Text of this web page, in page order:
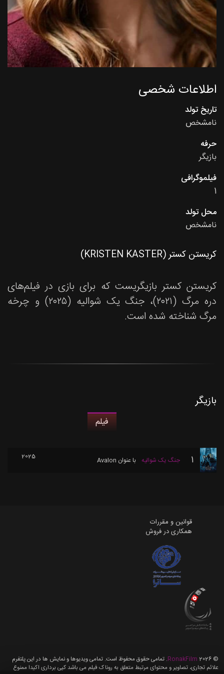
اطلاعات شخصی
تاریخ تولد
نامشخص
حرفه
بازیگر
فیلموگرافی
1
محل تولد
نامشخص
کریستن کستر (KRISTEN KASTER)
کریستن کستر بازیگریست که برای بازی در فیلم‌های
دره مرگ (۲۰۲۱)، جنگ یک شوالیه (۲۰۲۵) و چرخه
مرگ شناخته شده است.
بازیگر
فیلم
1 جنگ یک شوالیه با عنوان Avalon
2025
قوانین و مقررات
همکاری در فروش
©
2026
RonakFilm. تمامی حقوق محفوظ است. تمامی ویدیوها و نمایش ها در این پلتفرم
علائم تجاری، تصاویر و محتوای مرتبط متعلق به روناک فیلم می باشد کپی برداری اکیدا ممنوع